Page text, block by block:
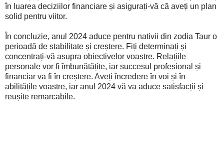
în luarea deciziilor financiare și asigurați-vă că aveți un plan
solid pentru viitor.
În concluzie, anul 2024 aduce pentru nativii din zodia Taur o
perioadă de stabilitate și creștere. Fiți determinați și
concentrați-vă asupra obiectivelor voastre. Relațiile
personale vor fi îmbunătățite, iar succesul profesional și
financiar va fi în creștere. Aveți încredere în voi și în
abilitățile voastre, iar anul 2024 vă va aduce satisfacții și
reușite remarcabile.